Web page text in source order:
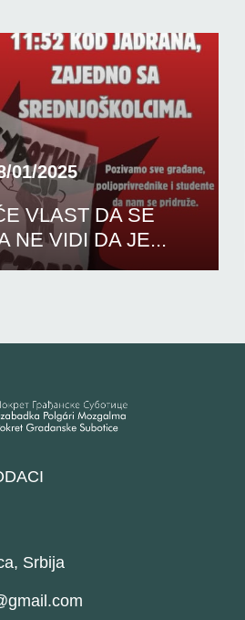
01/2025
VLAST DA SE
NE VIDI DA JE...
Srbija